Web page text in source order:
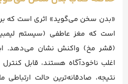
«بدن سخن می‌گوید» اثری است که
است که مغز عاطفی (سیستم
(قشر مخ) واکنش نشان می‌دهد.
اغلب ناخودآگاه هستند، قابل
نتیجه، صادقانه‌ترین حالت